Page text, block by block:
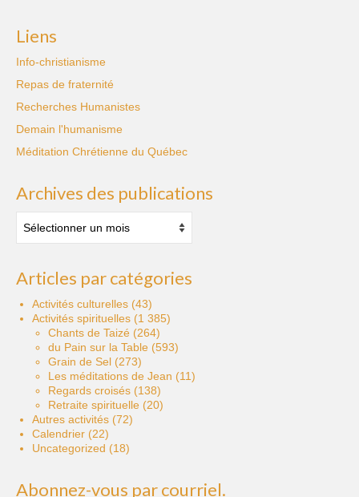
Liens
Info-christianisme
Repas de fraternité
Recherches Humanistes
Demain l'humanisme
Méditation Chrétienne du Québec
Archives des publications
des
publications
Articles par catégories
Activités culturelles (43)
Activités spirituelles (1 385)
Chants de Taizé (264)
du Pain sur la Table (593)
Grain de Sel (273)
Les méditations de Jean (11)
Regards croisés (138)
Retraite spirituelle (20)
Autres activités (72)
Calendrier (22)
Uncategorized (18)
Abonnez-vous par courriel.